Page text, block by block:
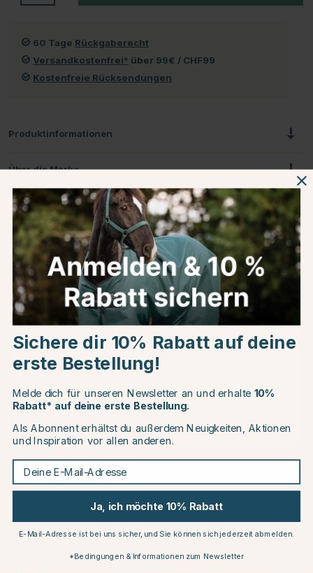
60 Tage Rückgaberecht
Versandkostenfrei* über 99€ / CHF99
Kostenfreie Rücksendungen
Produktinformationen
Über die Marke
Kundenbewertungen
Andere Produkte, die Ihnen gefallen könnten
20
TRIKEM
Lederöl Lether Oil 750ml
€18.36 €22.95
5.0 von 5 Sternen
15
MAGIC BRUSH
€10.62 €12.49
Bewertung:
Produkte, die anderen gefallen
Choose country
EU
Continue to equinest.de
Sichere dir 10% Rabatt auf deine
erste Bestellung!
Melde dich für unseren Newsletter an und erhalte 10%
Rabatt* auf deine erste Bestellung.
Als Abonnent erhältst du außerdem Neuigkeiten, Aktionen
und Inspiration vor allen anderen.
Deine E-Mail-Adresse
Ja, ich möchte 10% Rabatt
E-Mail-Adresse ist bei uns sicher, und Sie können sich jederzeit abmelden.
*Bedingungen & Informationen zum Newsletter